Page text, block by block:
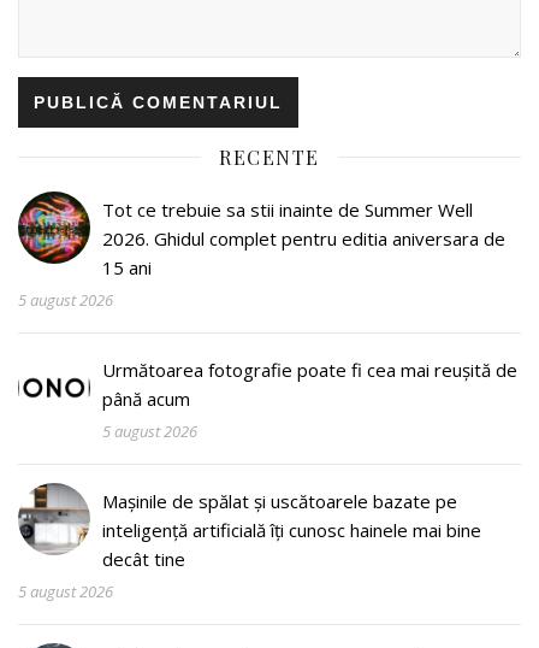
RECENTE
Tot ce trebuie sa stii inainte de Summer Well
2026. Ghidul complet pentru editia aniversara de
15 ani
5 august 2026
Următoarea fotografie poate fi cea mai reușită de
până acum
5 august 2026
Mașinile de spălat și uscătoarele bazate pe
inteligență artificială îți cunosc hainele mai bine
decât tine
5 august 2026